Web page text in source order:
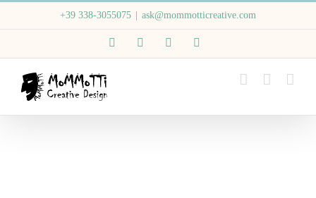
al
+39 338-3055075 ask@mommotticreative.com
Email WhatsAppFacebook